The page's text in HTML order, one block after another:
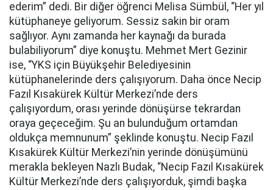
ederim” dedi. Bir diğer öğrenci Melisa Sümbül, “Her yıl
kütüphaneye geliyorum. Sessiz sakin bir oram
sağlıyor. Aynı zamanda her kaynağı da burada
bulabiliyorum” diye konuştu. Mehmet Mert Gezinir
ise, “YKS için Büyükşehir Belediyesinin
kütüphanelerinde ders çalışıyorum. Daha önce Necip
Fazıl Kısakürek Kültür Merkezi’nde ders
çalışıyordum, orası yerinde dönüşürse tekrardan
oraya geçeceğim. Şu an bulunduğum ortamdan
oldukça memnunum” şeklinde konuştu. Necip Fazıl
Kısakürek Kültür Merkezi’nin yerinde dönüşümünü
merakla bekleyen Nazlı Budak, “Necip Fazıl Kısakürek
Kültür Merkezi’nde ders çalışıyorduk, şimdi başka